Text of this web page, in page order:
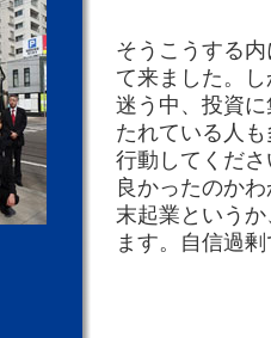
そうこうする
て来ました。
迷う中、投資
たれている人
行動してくだ
良かったのか
末起業という
ます。自信過